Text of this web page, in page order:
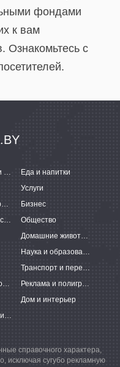
фондами
к вам
Ознакомьтесь с
Строительство и ремонт
Еда и напитки
Услуги
Медицина и фармацевтика
Бизнес
Культура и искусство
Общество
Домашние животные
Наука и образование
Транспорт и перевозки
Справочно-информационные системы
Реклама и полиграфия
Дом и интерьер
Телекоммуникации и связь
справочного характера,
исключая сугубо рекламную